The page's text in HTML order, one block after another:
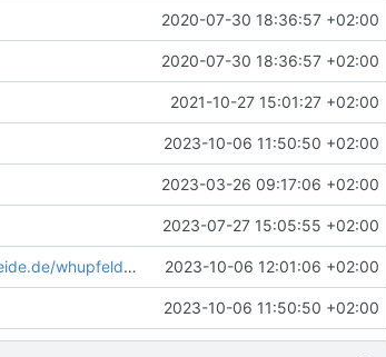
2020-07-30 18:36:57 +02:00
2020-07-30 18:36:57 +02:00
2021-10-27 15:01:27 +02:00
2023-10-06 11:50:50 +02:00
2023-03-26 09:17:06 +02:00
2023-07-27 15:05:55 +02:00
whupfeld/unfallkarte into generic
2023-10-06 12:01:06 +02:00
2023-10-06 11:50:50 +02:00